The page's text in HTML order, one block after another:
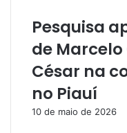
Pesquisa
de
César na
no Piauí
10 de maio de 2026